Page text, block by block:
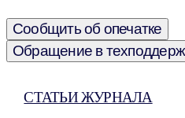
Сообщить об опечатке
Обращение в
СТАТЬИ ЖУРНАЛА